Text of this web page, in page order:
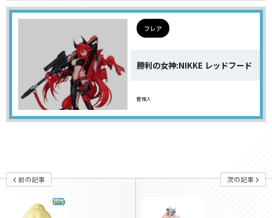
フレア
勝利の女神:NIKKE レッドフード
管理人
前の記事 次の記事